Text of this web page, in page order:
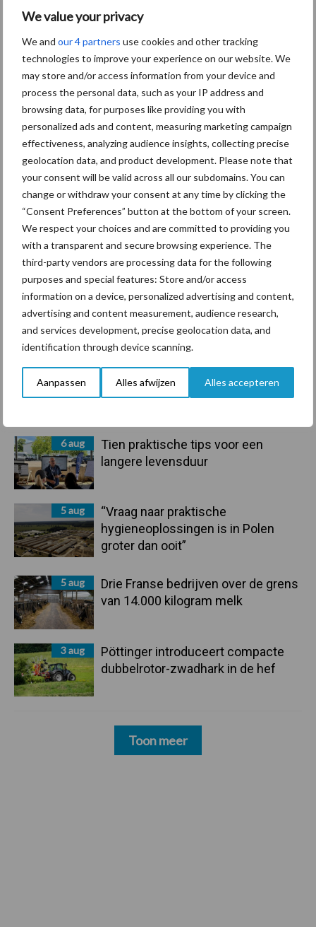
We value your privacy
We and our 4 partners use cookies and other tracking
technologies to improve your experience on our website. We
may store and/or access information from your device and
process the personal data, such as your IP address and
browsing data, for purposes like providing you with
personalized ads and content, measuring marketing campaign
effectiveness, analyzing audience insights, collecting precise
geolocation data, and product development. Please note that
your consent will be valid across all our subdomains. You can
change or withdraw your consent at any time by clicking the
“Consent Preferences” button at the bottom of your screen.
We respect your choices and are committed to providing you
with a transparent and secure browsing experience. The
third-party vendors are processing data for the following
purposes and special features: Store and/or access
information on a device, personalized advertising and content,
advertising and content measurement, audience research,
and services development, precise geolocation data, and
identification through device scanning.
Aanpassen Alles afwijzen Alles accepteren
Primaire
Sidebar
Recent nieuws Partner nieuws
6 aug
ForFarmers ziet volume en
marktaandeel groeien in krimpende
6 aug
Tien praktische tips voor een
langere levensduur
5 aug
“Vraag naar praktische
hygieneoplossingen is in Polen
groter dan ooit”
5 aug
Drie Franse bedrijven over de grens
van 14.000 kilogram melk
3 aug
Pöttinger introduceert compacte
dubbelrotor-zwadhark in de hef
Toon meer
Themapagina's
Diergezondheid Bemesting Fokkerij
Bedrijfsnieuws
Ligbox &
Voerhekken
Toon meer